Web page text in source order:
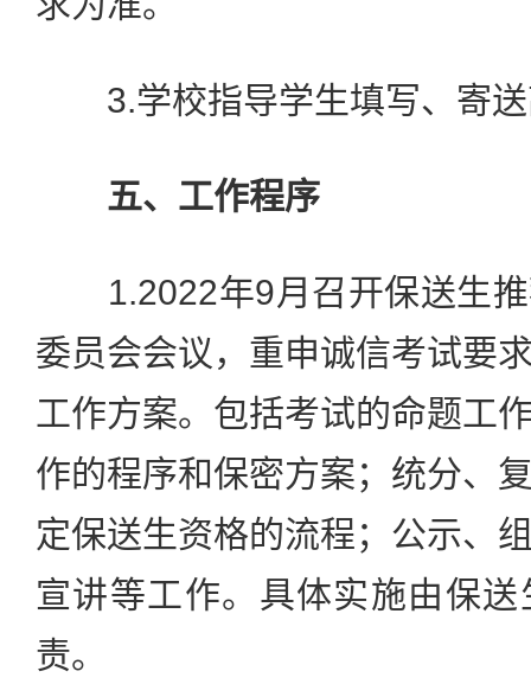
3.学校指导学生填写、寄送
五、工作程序
1.2022年9月召开保送生推
委员会会议，重申诚信考试要
工作方案。包括考试的命题工
作的程序和保密方案；统分、
定保送生资格的流程；公示、
宣讲等工作。具体实施由保
责。